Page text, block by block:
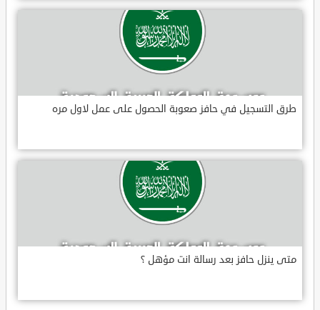
طرق التسجيل في حافز صعوبة الحصول على عمل لاول مره
متى ينزل حافز بعد رسالة انت مؤهل ؟